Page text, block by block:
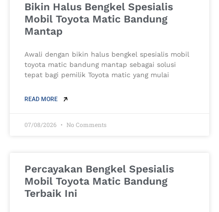
Bikin Halus Bengkel Spesialis
Mobil Toyota Matic Bandung
Mantap
Awali dengan bikin halus bengkel spesialis mobil
toyota matic bandung mantap sebagai solusi
tepat bagi pemilik Toyota matic yang mulai
READ MORE
07/08/2026 No Comments
Percayakan Bengkel Spesialis
Mobil Toyota Matic Bandung
Terbaik Ini